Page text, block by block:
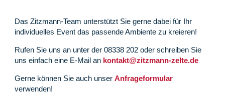
Das Zitzmann-Team unterstützt Sie gerne dabei für Ihr
individuelles Event das passende Ambiente zu kreieren!
Rufen Sie uns an unter der 08338 202 oder schreiben Sie
uns einfach eine E-Mail an kontakt@zitzmann-zelte.de
Gerne können Sie auch unserAnfrageformular
verwenden!